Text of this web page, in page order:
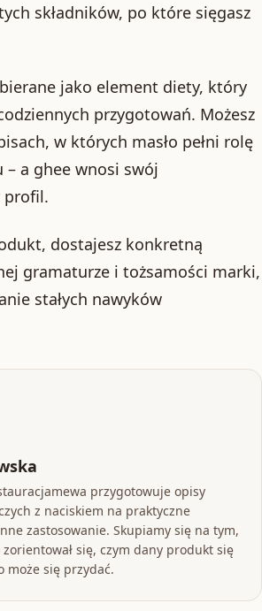
składników, po które sięgasz
jako element diety, który
przygotowań. Możesz
w których masło pełni rolę
– a ghee wnosi swój
profil.
dostajesz konkretną
gramaturze i tożsamości marki,
stałych nawyków
przygotowuje opisy
z naciskiem na praktyczne
zastosowanie. Skupiamy się na tym,
się, czym dany produkt się
może się przydać.